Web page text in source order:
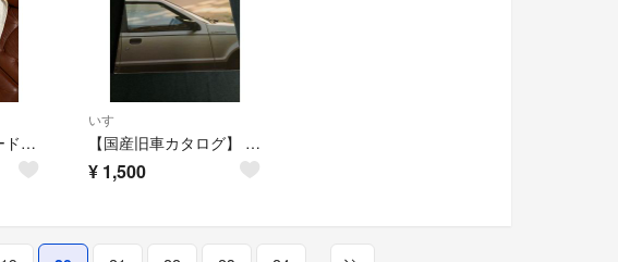
いすゞ 07フォワード ワイド 後期型 純正メッキグリル
いすゞ
【国産旧車カタログ】 イスズ FFジェミニ
¥ 1,500